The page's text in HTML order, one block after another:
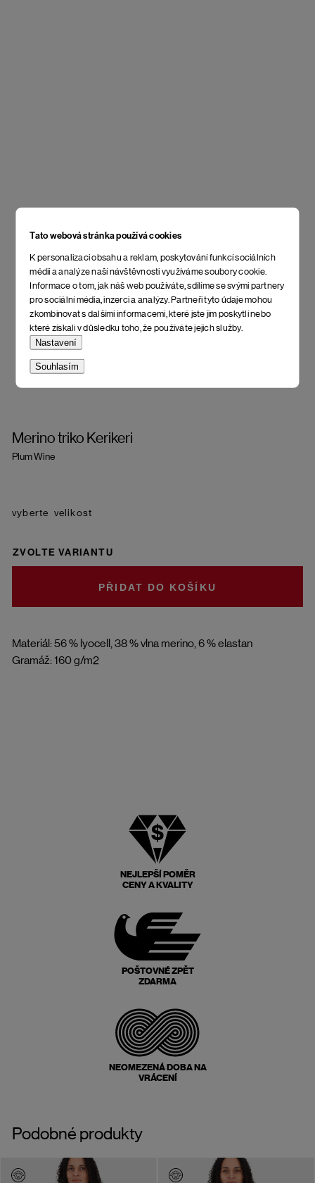
Tato webová stránka používá cookies
K personalizaci obsahu a reklam, poskytování funkcí sociálních
médií a analýze naší návštěvnosti využíváme soubory cookie.
Informace o tom, jak náš web používáte, sdílíme se svými partnery
pro sociální média, inzerci a analýzy. Partneři tyto údaje mohou
zkombinovat s dalšími informacemi, které jste jim poskytli nebo
které získali v důsledku toho, že používáte jejich služby.
Nastavení
Souhlasím
Merino triko Kerikeri
Plum Wine
Materiál: 56 % lyocell, 38 % vlna merino, 6 % elastan
Gramáž: 160 g/m2
velikost
ZVOLTE VARIANTU
DO KOŠÍKU
NEJLEPŠÍ POMĚR
CENY A KVALITY
POŠTOVNÉ ZPĚT
ZDARMA
NEOMEZENÁ DOBA NA
VRÁCENÍ
Podobné produkty